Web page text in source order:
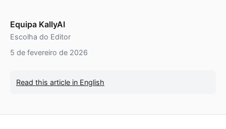
Equipa KallyAI
Escolha do Editor
5 de fevereiro de 2026
Read this article in English